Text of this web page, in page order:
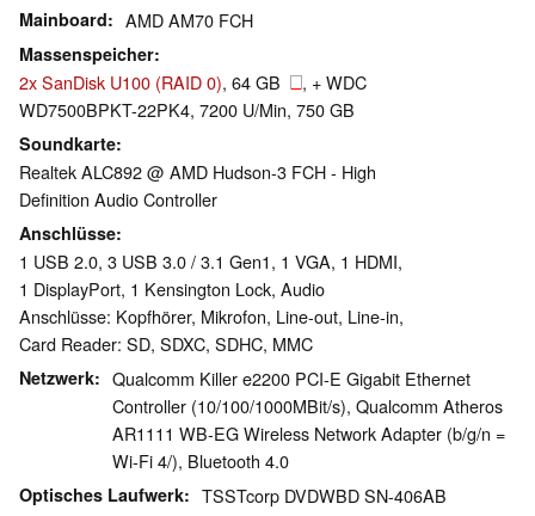
Mainboard AMD AM70 FCH
Massenspeicher
2x SanDisk U100 (RAID 0), 64 GB
, + WDC
WD7500BPKT-22PK4, 7200 U/Min, 750 GB
Soundkarte
Realtek ALC892 @ AMD Hudson-3 FCH - High
Definition Audio Controller
Anschlüsse
1 USB 2.0, 3 USB 3.0 / 3.1 Gen1, 1 VGA, 1 HDMI,
1 DisplayPort, 1 Kensington Lock, Audio
Anschlüsse: Kopfhörer, Mikrofon, Line-out, Line-in,
Card Reader: SD, SDXC, SDHC, MMC
Netzwerk
Qualcomm Killer e2200 PCI-E Gigabit Ethernet
Controller (10/100/1000MBit/s), Qualcomm Atheros
AR1111 WB-EG Wireless Network Adapter (b/g/n =
Wi-Fi 4/), Bluetooth 4.0
Optisches Laufwerk TSSTcorp DVDWBD SN-406AB